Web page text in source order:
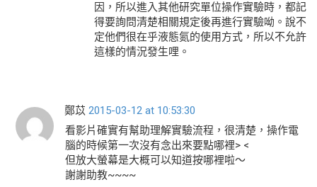
因，所以進入其他研究單位操作實驗時，都記
得要詢問清楚相關規定後再進行實驗呦。說不
定他們很在乎液態氮的使用方式，所以不允許
這樣的情況發生哩。
鄭苡 2015-03-12 at 10:53:30
看影片確實有幫助理解實驗流程，很清楚，操作電
腦的時候第一次沒有念出來要點哪裡> <
但放大螢幕是大概可以知道按哪裡啦～
謝謝助教~~~~